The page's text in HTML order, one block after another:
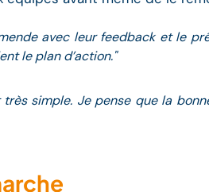
avec leur feedback et le
le plan d’action."
très simple. Je pense que la